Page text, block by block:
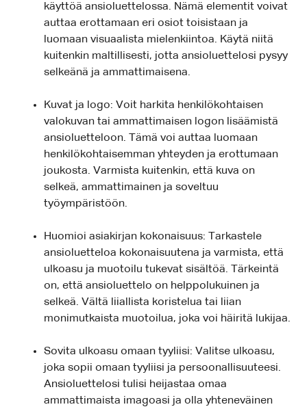
käyttöä ansioluettelossa. Nämä elementit voivat
auttaa erottamaan eri osiot toisistaan ja
luomaan visuaalista mielenkiintoa. Käytä niitä
kuitenkin maltillisesti, jotta ansioluettelosi pysyy
selkeänä ja ammattimaisena.
Kuvat ja logo: Voit harkita henkilökohtaisen
valokuvan tai ammattimaisen logon lisäämistä
ansioluetteloon. Tämä voi auttaa luomaan
henkilökohtaisemman yhteyden ja erottumaan
joukosta. Varmista kuitenkin, että kuva on
selkeä, ammattimainen ja soveltuu
työympäristöön.
Huomioi asiakirjan kokonaisuus: Tarkastele
ansioluetteloa kokonaisuutena ja varmista, että
ulkoasu ja muotoilu tukevat sisältöä. Tärkeintä
on, että ansioluettelo on helppolukuinen ja
selkeä. Vältä liiallista koristelua tai liian
monimutkaista muotoilua, joka voi häiritä lukijaa.
Sovita ulkoasu omaan tyyliisi: Valitse ulkoasu,
joka sopii omaan tyyliisi ja persoonallisuuteesi.
Ansioluettelosi tulisi heijastaa omaa
ammattimaista imagoasi ja olla yhteneväinen